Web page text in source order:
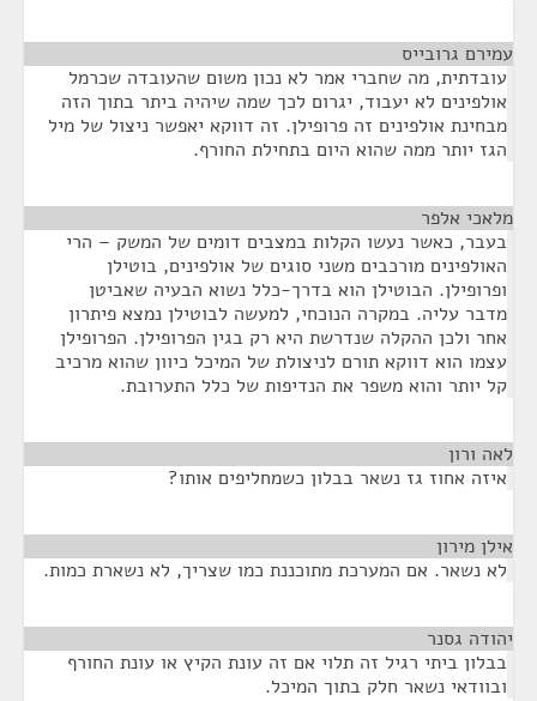
עמירם גרובייס
עובדתית, מה שחברי אמר לא נכון משום שהעובדה שכרמל
אולפינים לא יעבוד, יגרום לכך שמה שיהיה ביתר בתוך הזה
מבחינת אולפינים זה פרופילן. זה דווקא יאפשר ניצול של מיל
הגז יותר ממה שהוא היום בתחילת החורף.
מלאכי אלפר
בעבר, כאשר נעשו הקלות במצבים דומים של המשק – הרי
האולפינים מורכבים משני סוגים של אולפינים, בוטילן
ופרופילן. הבוטילן הוא בדרך-כלל נשוא הבעיה שאביטן
מדבר עליה. במקרה הנוכחי, למעשה לבוטילן נמצא פיתרון
אחר ולכן ההקלה שנדרשת היא רק בגין הפרופילן. הפרופילן
עצמו הוא דווקא תורם לניצולת של המיכל כיוון שהוא מרכיב
קל יותר והוא משפר את הנדיפות של כלל התערובת.
לאה ורון
איזה אחוז גז נשאר בבלון כשמחליפים אותו?
אילן מירון
לא נשאר. אם המערכת מתוכננת כמו שצריך, לא נשארת כמות.
יהודה גסנר
בבלון ביתי רגיל זה תלוי אם זה עונת הקיץ או עונת החורף
ובוודאי נשאר חלק בתוך המיכל.